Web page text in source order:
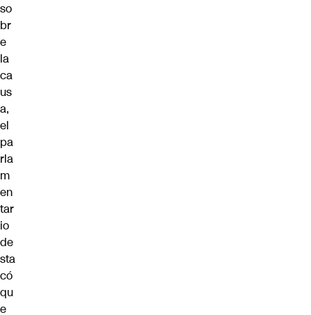
so
br
e
la
ca
us
a,
el
pa
rla
m
en
tar
io
de
sta
có
qu
e